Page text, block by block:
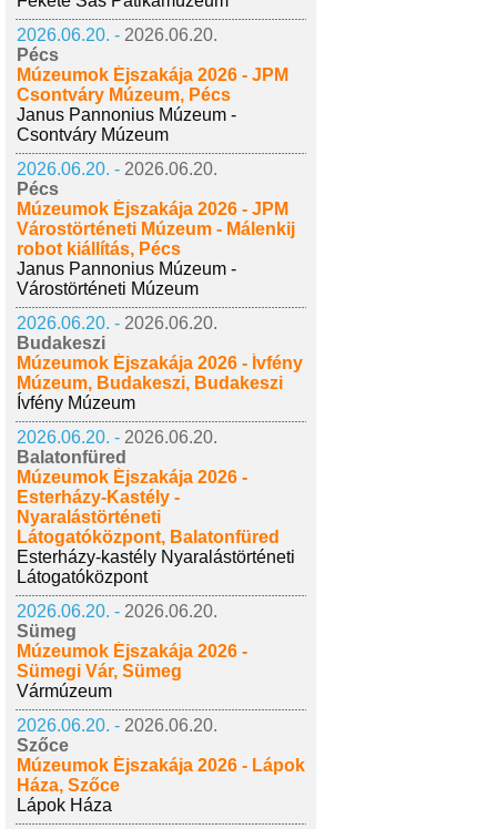
2026.06.20. - 2026.06.20.
Pécs
Múzeumok Éjszakája 2026 - JPM
Csontváry Múzeum, Pécs
Janus Pannonius Múzeum -
Csontváry Múzeum
2026.06.20. - 2026.06.20.
Pécs
Múzeumok Éjszakája 2026 - JPM
Várostörténeti Múzeum - Málenkij
robot kiállítás, Pécs
Janus Pannonius Múzeum -
Várostörténeti Múzeum
2026.06.20. - 2026.06.20.
Budakeszi
Múzeumok Éjszakája 2026 - Ívfény
Múzeum, Budakeszi, Budakeszi
Ívfény Múzeum
2026.06.20. - 2026.06.20.
Balatonfüred
Múzeumok Éjszakája 2026 -
Esterházy-Kastély -
Nyaralástörténeti
Látogatóközpont, Balatonfüred
Esterházy-kastély Nyaralástörténeti
Látogatóközpont
2026.06.20. - 2026.06.20.
Sümeg
Múzeumok Éjszakája 2026 -
Sümegi Vár, Sümeg
Vármúzeum
2026.06.20. - 2026.06.20.
Szőce
Múzeumok Éjszakája 2026 - Lápok
Háza, Szőce
Lápok Háza